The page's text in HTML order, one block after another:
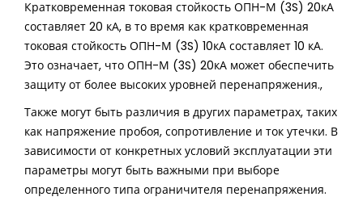
Кратковременная токовая стойкость ОПН-М (3S) 20кА
составляет 20 кА, в то время как кратковременная
токовая стойкость ОПН-М (3S) 10кА составляет 10 кА.
Это означает, что ОПН-М (3S) 20кА может обеспечить
защиту от более высоких уровней перенапряжения.,
Также могут быть различия в других параметрах, таких
как напряжение пробоя, сопротивление и ток утечки. В
зависимости от конкретных условий эксплуатации эти
параметры могут быть важными при выборе
определенного типа ограничителя перенапряжения.